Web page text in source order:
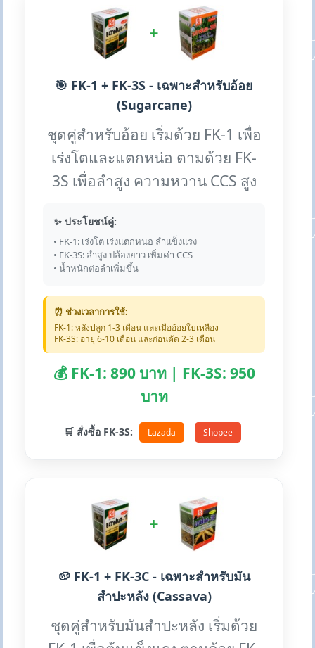
+
🎯 FK-1 + FK-3S - เฉพาะสำหรับอ้อย
(Sugarcane)
ชุดคู่สำหรับอ้อย เริ่มด้วย FK-1 เพื่อ
เร่งโตและแตกหน่อ ตามด้วย FK-
3S เพื่อลำสูง ความหวาน CCS สูง
✨ ประโยชน์คู่:
• FK-1: เร่งโต เร่งแตกหน่อ ลำแข็งแรง
• FK-3S: ลำสูง ปล้องยาว เพิ่มค่า CCS
• น้ำหนักต่อลำเพิ่มขึ้น
⏰ ช่วงเวลาการใช้:
FK-1: หลังปลูก 1-3 เดือน และเมื่ออ้อยใบเหลือง
FK-3S: อายุ 6-10 เดือน และก่อนตัด 2-3 เดือน
💰 FK-1: 890 บาท | FK-3S: 950
บาท
🛒 สั่งซื้อ FK-3S: Lazada Shopee
+
🥔 FK-1 + FK-3C - เฉพาะสำหรับมัน
สำปะหลัง (Cassava)
ชุดคู่สำหรับมันสำปะหลัง เริ่มด้วย